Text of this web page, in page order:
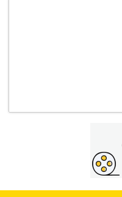
εταιρείας Mayoral. • Είναι
διαθέτει patch με με το
πιο σημαντικές εταιρείες
της παιδικής μόδας σε πάνω